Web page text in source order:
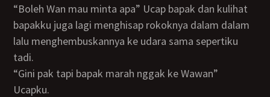
“Boleh Wan mau minta apa” Ucap bapak dan kulihat
bapakku juga lagi menghisap rokoknya dalam dalam
lalu menghembuskannya ke udara sama sepertiku
tadi.
“Gini pak tapi bapak marah nggak ke Wawan”
Ucapku.